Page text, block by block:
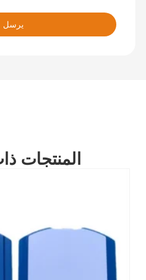
يرسل
المنتجات